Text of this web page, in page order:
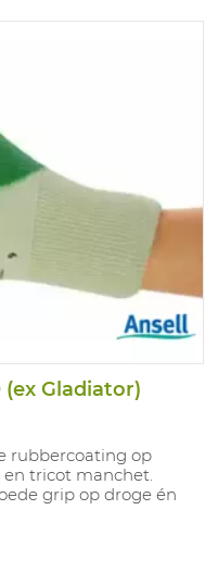
(ex Gladiator)
rubbercoating op
tricot manchet.
grip op droge én